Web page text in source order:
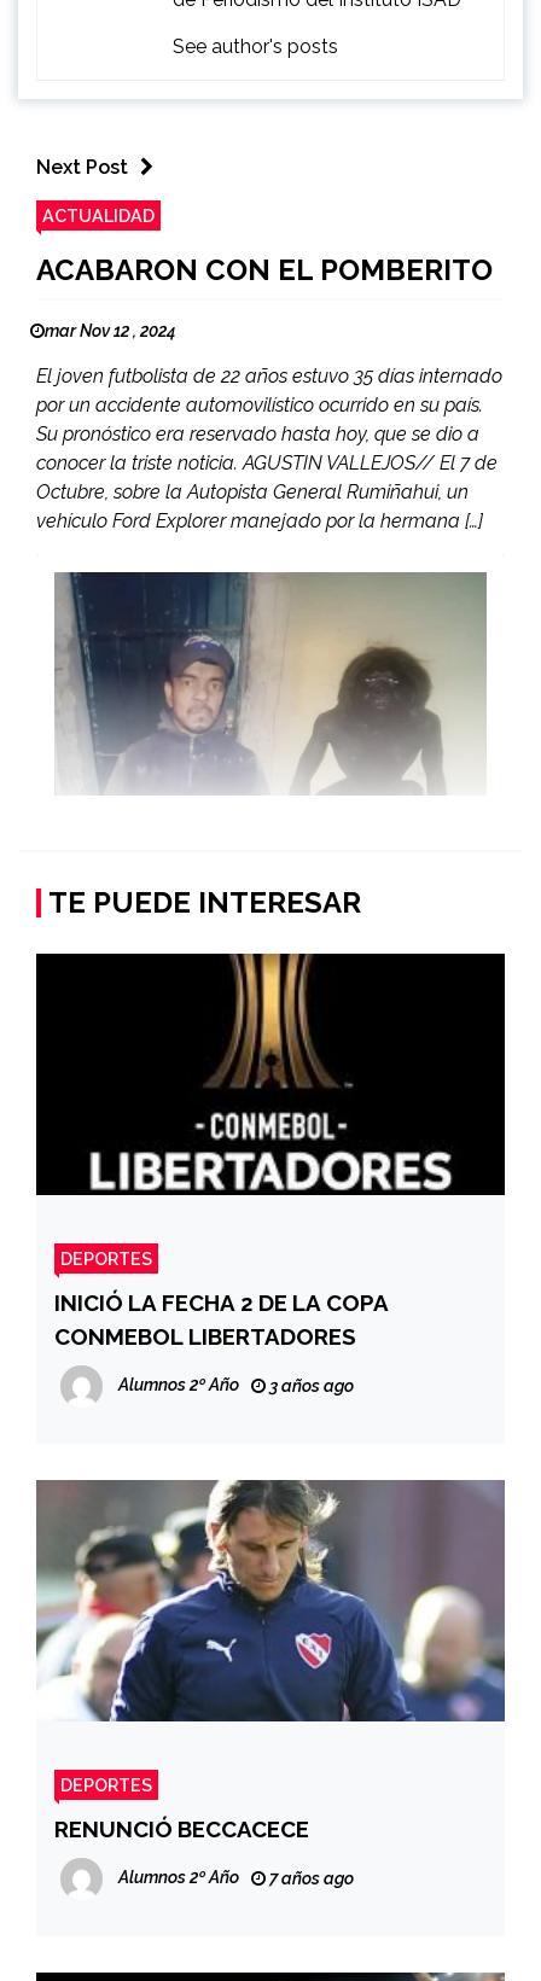
See author's posts
Next Post
ACTUALIDAD
ACABARON CON EL POMBERITO
mar Nov 12 , 2024
El joven futbolista de 22 años estuvo 35 días internado
por un accidente automovilístico ocurrido en su país.
Su pronóstico era reservado hasta hoy, que se dio a
conocer la triste noticia. AGUSTIN VALLEJOS// El 7 de
Octubre, sobre la Autopista General Rumiñahui, un
vehículo Ford Explorer manejado por la hermana […]
TE PUEDE INTERESAR
DEPORTES
INICIÓ LA FECHA 2 DE LA COPA
CONMEBOL LIBERTADORES
Alumnos 2º Año 3 años ago
DEPORTES
RENUNCIÓ BECCACECE
Alumnos 2º Año 7 años ago